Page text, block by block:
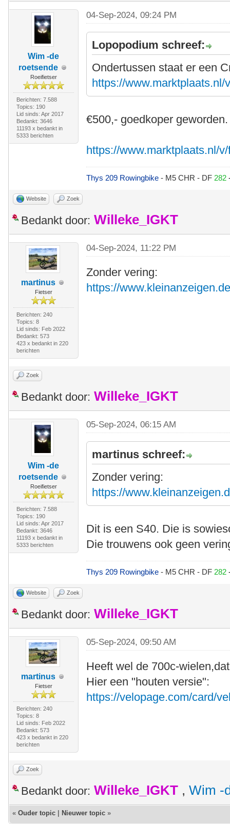
Wim -de
roetsende
Roeifietser
Berichten: 7.588
Topics: 190
Lid sinds: Apr 2017
Bedankt: 3646
11193 x bedankt in
5333 berichten
04-Sep-2024, 09:24 PM
Lopopodium schreef:
Ondertussen staat er een
https://
€500,- goedkoper geworden.
https://www.marktplaats.nl/
Thys 209 Rowingbike- M5 CHR - DF 282
Website Zoek
Bedankt door: Willeke_IGKT
martinus
Fietser
Berichten: 240
Topics: 8
Lid sinds: Feb 2022
Bedankt: 573
423 x bedankt in 220
berichten
04-Sep-2024, 11:22 PM
Zonder vering:
https://
Zoek
Bedankt door: Willeke_IGKT
Wim -de
roetsende
Roeifietser
Berichten: 7.588
Topics: 190
Lid sinds: Apr 2017
Bedankt: 3646
11193 x bedankt in
5333 berichten
05-Sep-2024, 06:15 AM
martinus schreef:
Zonder vering:
https://
Dit is een S40. Die is
Die trouwens ook geen
Thys 209 Rowingbike- M5 CHR - DF 282
Website Zoek
Bedankt door: Willeke_IGKT
martinus
Fietser
Berichten: 240
Topics: 8
Lid sinds: Feb 2022
Bedankt: 573
423 x bedankt in 220
berichten
05-Sep-2024, 09:50 AM
Heeft wel de 700c-
Hier een "houten versie":
https://velopage.com/card/
Zoek
Bedankt door: Willeke_IGKT , Wim -
« Ouder topic Nieuwer topic »